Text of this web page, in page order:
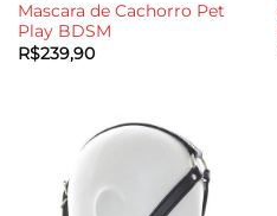
Mascara de Cachorro Pet
Play BDSM
R$239,90